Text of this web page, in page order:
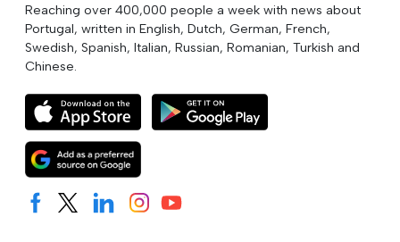
Reaching over 400,000 people a week with news about
Portugal, written in English, Dutch, German, French,
Swedish, Spanish, Italian, Russian, Romanian, Turkish and
Chinese.